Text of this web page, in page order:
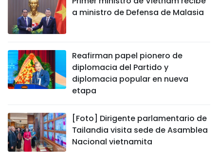
a ministro de Defensa de Malasia
Reafirman papel pionero de
diplomacia del Partido y
diplomacia popular en nueva
etapa
[Foto] Dirigente parlamentario de
Tailandia visita sede de Asamblea
Nacional vietnamita